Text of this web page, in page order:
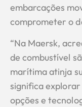
embarcações
comprometer o
“Na Maersk,
de combustível
marítima atinja
significa
opções e